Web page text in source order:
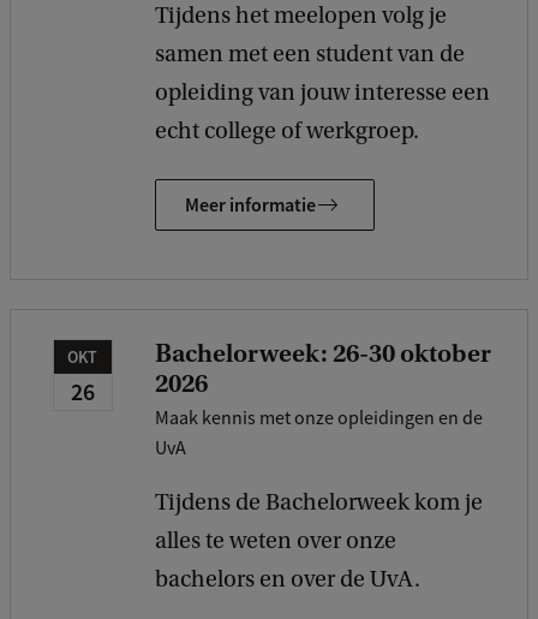
Tijdens het meelopen volg je
samen met een student van de
opleiding van jouw interesse een
echt college of werkgroep.
Meer informatie
OKT
26
Bachelorweek: 26-30 oktober
2026
Maak kennis met onze opleidingen en de
UvA
Tijdens de Bachelorweek kom je
alles te weten over onze
bachelors en over de UvA.